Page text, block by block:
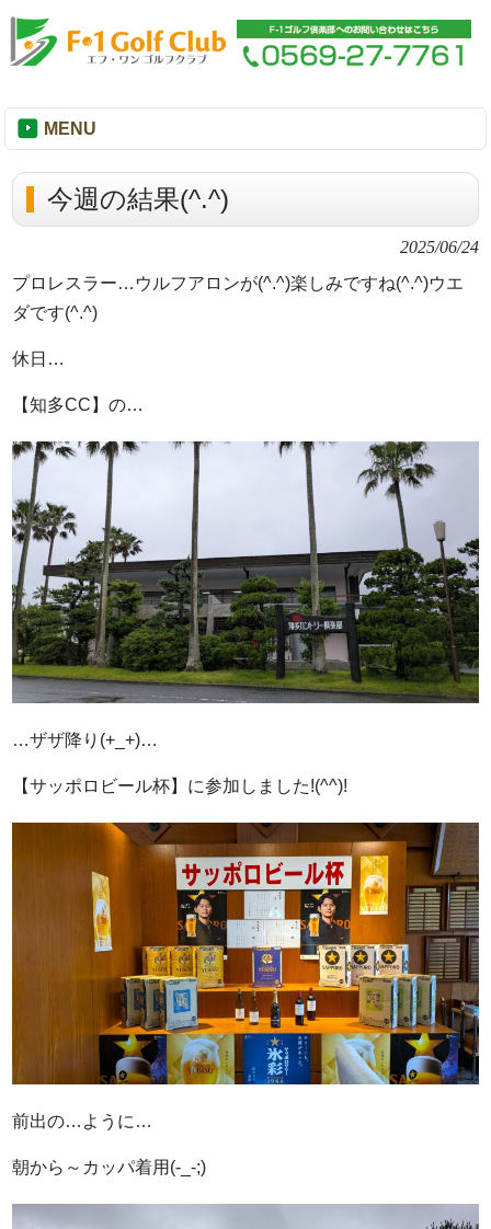
MENU
今週の結果(^.^)
2025/06/24
プロレスラー…ウルフアロンが(^.^)楽しみですね(^.^)ウエ
ダです(^.^)
休日…
【知多CC】の…
…ザザ降り(+_+)…
【サッポロビール杯】に参加しました!(^^)!
前出の…ように…
朝から～カッパ着用(-_-;)